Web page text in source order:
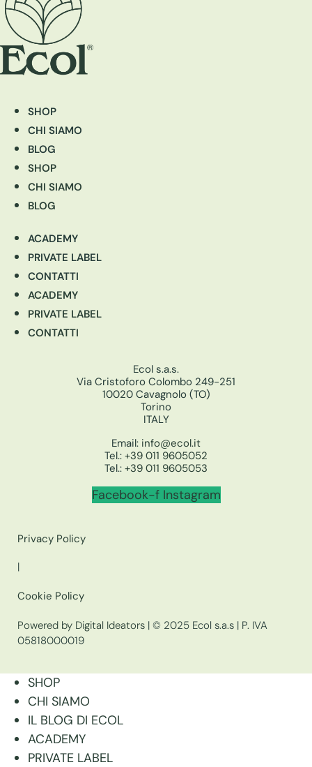
SHOP
CHI SIAMO
BLOG
SHOP
CHI SIAMO
BLOG
ACADEMY
PRIVATE LABEL
CONTATTI
ACADEMY
PRIVATE LABEL
CONTATTI
Ecol s.a.s.
Via Cristoforo Colombo 249-251
10020 Cavagnolo (TO)
Torino
ITALY
Email: info@ecol.it
Tel.: +39 011 9605052
Tel.: +39 011 9605053
Facebook-f Instagram
Privacy Policy
|
Cookie Policy
Powered by Digital Ideators | © 2025 Ecol s.a.s | P. IVA
05818000019
SHOP
CHI SIAMO
IL BLOG DI ECOL
ACADEMY
PRIVATE LABEL